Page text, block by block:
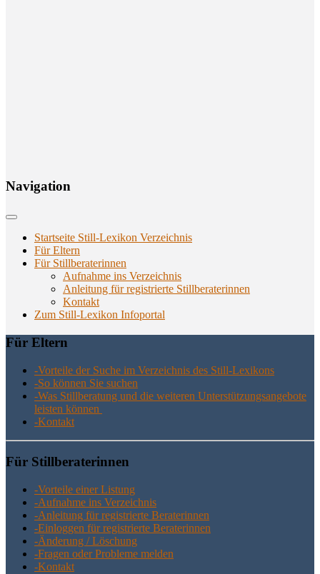
Navi­ga­ti­on
Startseite Still-Lexikon Verzeichnis
Für Eltern
Für Stillberaterinnen
Aufnahme ins Verzeichnis
Anlei­tung für regis­trier­te Stillberaterinnen
Kon­takt
Zum Still-Lexikon Infoportal
Für Eltern
-Vor­tei­le der Suche im Ver­zeich­nis des Still-Lexikons
-So kön­nen Sie suchen
-Was Still­be­ra­tung und die wei­te­ren Unter­stüt­zungs­an­ge­bo­te
leis­ten können
-Kon­takt
Für Still­be­ra­te­rin­nen
-Vor­tei­le einer Listung
-Auf­nah­me ins Verzeichnis
-Anlei­tung für regis­trier­te Beraterinnen
-Ein­log­gen für regis­trier­te Beraterinnen
-Ände­rung / Löschung
-Fra­gen oder Pro­ble­me melden
-Kon­takt